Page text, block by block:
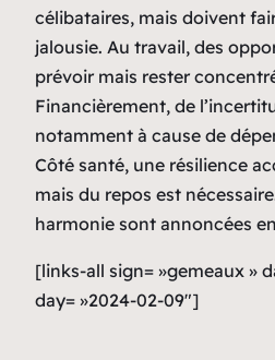
célibataires, mais doivent
jalousie. Au travail, des
prévoir mais rester
Financièrement, de
notamment à cause de
Côté santé, une résilience
mais du repos est
harmonie sont annoncées
[links-all sign= »gemeaux »
day= »2024-02-09″]